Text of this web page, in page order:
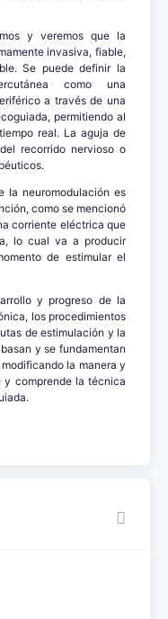
y veremos que la
invasiva, fiable,
Se puede definir la
como una
a través de una
permitiendo al
real. La aguja de
recorrido nervioso o
la neuromodulación es
como se mencionó
corriente eléctrica que
lo cual va a producir
de estimular el
y progreso de la
los procedimientos
de estimulación y la
y se fundamentan
la manera y
comprende la técnica